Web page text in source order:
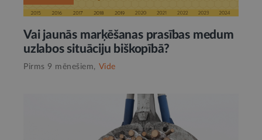
Vai jaunās marķēšanas prasības medum
uzlabos situāciju biškopībā?
Pirms 9 mēnešiem, Vide